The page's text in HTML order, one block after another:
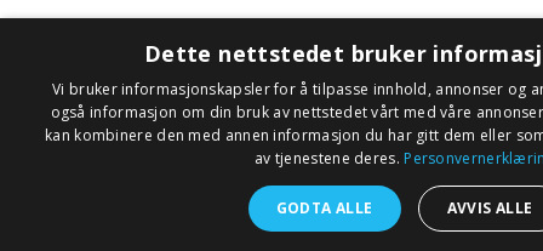
Dette nettstedet bruker
Vi bruker informasjonskapsler for å tilpasse innhold, annonser og
også informasjon om din bruk av nettstedet vårt med våre
kan kombinere den med annen informasjon du har gitt dem eller
av tjenestene deres.
GODTA ALLE AVVIS ALLE